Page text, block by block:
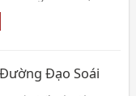
lẽ người người
Đạo Soái